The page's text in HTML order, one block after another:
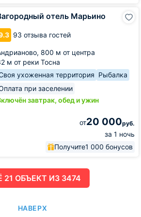
отель Марьино
93 отзыва гостей
800 м от центра
м от реки Тосна
ухоженная территория Рыбалка
при заселении
завтрак, обед и ужин
от20 000руб.
за 1 ночь
Получите1 000 бонусов
ЕЩË 21 ОБЪЕКТ ИЗ 3474
НАВЕРХ